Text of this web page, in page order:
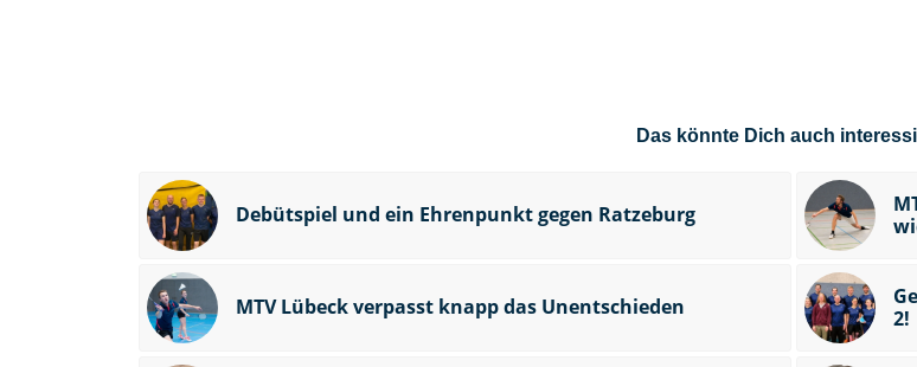
Das könnte Dich auch
Debütspiel und ein Ehrenpunkt gegen Ratzeburg
MTV Lübeck verpasst knapp das Unentschieden
2!